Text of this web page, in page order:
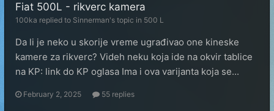
Fiat 500L - rikverc kamera
100ka replied to Sinnerman's topic in 500 L
Da li je neko u skorije vreme ugrađivao one kineske
kamere za rikverc? Videh neku koja ide na okvir tablice
na KP: link do KP oglasa Ima i ova varijanta koja se...
February 2, 2025 55 replies